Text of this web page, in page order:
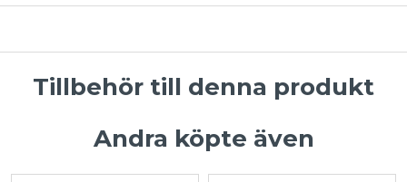
Tillbehör till denna produkt
Andra köpte även